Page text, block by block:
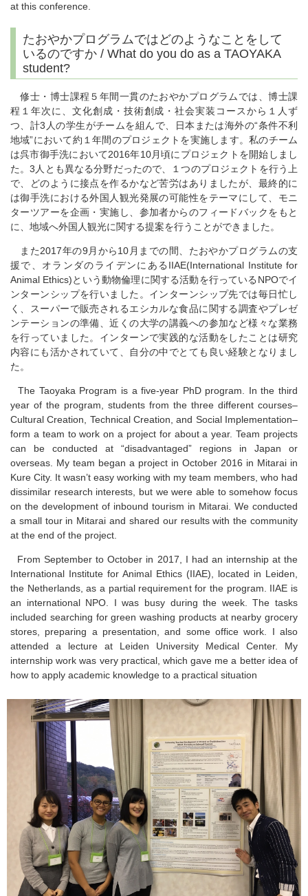
at this conference.
たおやかプログラムではどのようなことをして
いるのですか / What do you do as a TAOYAKA
student?
修士・博士課程５年間一貫のたおやかプログラムでは、博士課
程１年次に、文化創成・技術創成・社会実装コースから１人ず
つ、計3人の学生がチームを組んで、日本または海外の“条件不利
地域”において約１年間のプロジェクトを実施します。私のチーム
は呉市御手洗において2016年10月頃にプロジェクトを開始しまし
た。3人とも異なる分野だったので、１つのプロジェクトを行う上
で、どのように接点を作るかなど苦労はありましたが、最終的に
は御手洗における外国人観光発展の可能性をテーマにして、モニ
ターツアーを企画・実施し、参加者からのフィードバックをもと
に、地域へ外国人観光に関する提案を行うことができました。
また2017年の9月から10月までの間、たおやかプログラムの支
援で、オランダのライデンにあるIIAE(International Institute for
Animal Ethics)という動物倫理に関する活動を行っているNPOでイ
ンターンシップを行いました。インターンシップ先では毎日忙し
く、スーパーで販売されるエシカルな食品に関する調査やプレゼ
ンテーションの準備、近くの大学の講義への参加など様々な業務
を行っていました。インターンで実践的な活動をしたことは研究
内容にも活かされていて、自分の中でとても良い経験となりまし
た。
The Taoyaka Program is a five-year PhD program. In the third
year of the program, students from the three different courses–
Cultural Creation, Technical Creation, and Social Implementation–
form a team to work on a project for about a year. Team projects
can be conducted at “disadvantaged” regions in Japan or
overseas. My team began a project in October 2016 in Mitarai in
Kure City. It wasn’t easy working with my team members, who had
dissimilar research interests, but we were able to somehow focus
on the development of inbound tourism in Mitarai. We conducted
a small tour in Mitarai and shared our results with the community
at the end of the project.
From September to October in 2017, I had an internship at the
International Institute for Animal Ethics (IIAE), located in Leiden,
the Netherlands, as a partial requirement for the program. IIAE is
an international NPO. I was busy during the week. The tasks
included searching for green washing products at nearby grocery
stores, preparing a presentation, and some office work. I also
attended a lecture at Leiden University Medical Center. My
internship work was very practical, which gave me a better idea of
how to apply academic knowledge to a practical situation